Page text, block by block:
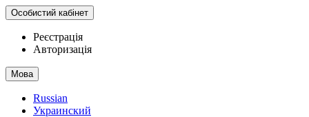
Особистий кабінет
Реєстрація
Авторизація
Мова
Russian
Украинский